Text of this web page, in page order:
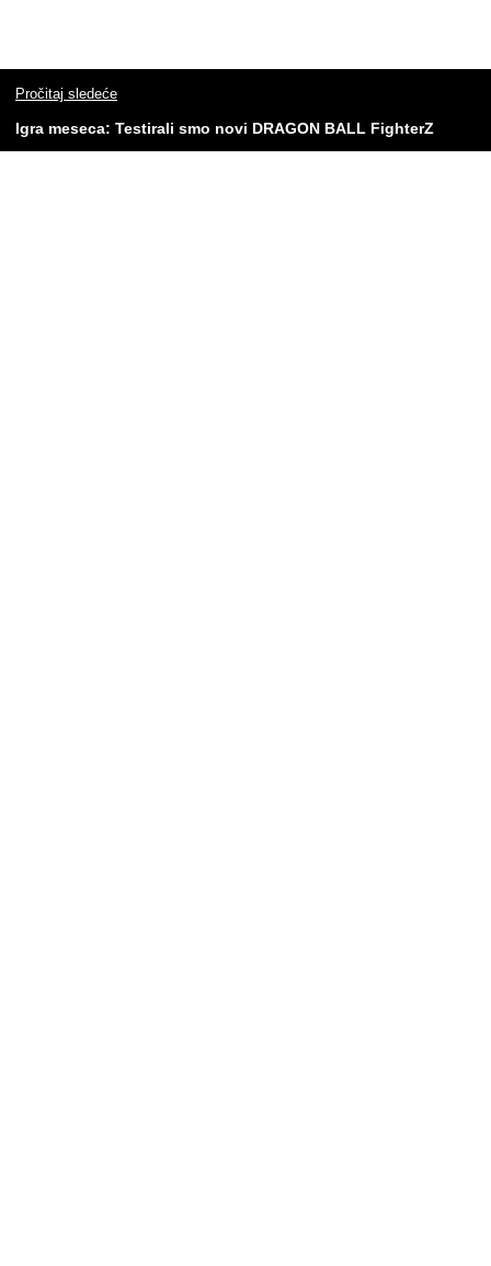
Pročitaj sledeće
Igra meseca: Testirali smo novi DRAGON BALL FighterZ